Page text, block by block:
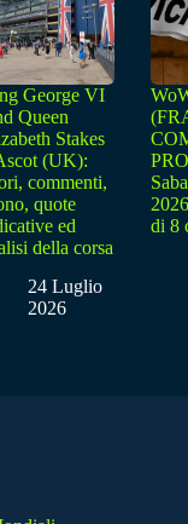
George VI
Queen
Stakes
(UK):
commenti,
quote
ed
della corsa
24 Luglio
2026
di 8